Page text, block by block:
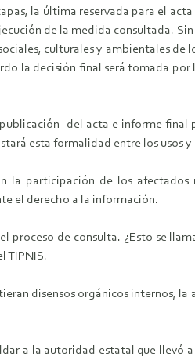
la última reservada para el
de la medida consultada.
culturales y ambientales de
la decisión final será tomada
del acta e informe final
esta formalidad entre los usos
participación de los
el derecho a la información.
proceso de consulta. ¿Esto se
TIPNIS.
disensos orgánicos internos,
a la autoridad estatal que llevó